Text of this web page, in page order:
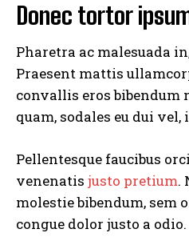
Donec tortor
Pharetra ac malesuada
Praesent mattis
convallis eros bibendum
quam, sodales eu dui
Pellentesque faucibus
venenatis justo pretium.
molestie bibendum, sem
congue dolor justo a odio.